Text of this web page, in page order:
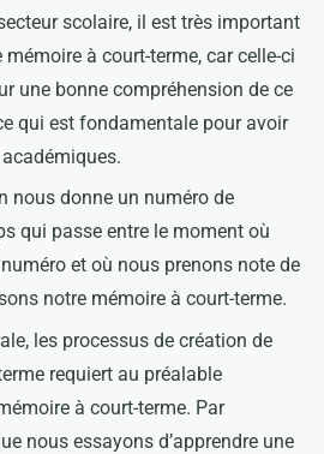
scolaire, il est très important
mémoire à court-terme, car celle-ci
une bonne compréhension de ce
qui est fondamentale pour avoir
nous donne un numéro de
qui passe entre le moment où
et où nous prenons note de
notre mémoire à court-terme.
les processus de création de
requiert au préalable
à court-terme. Par
nous essayons d’apprendre une